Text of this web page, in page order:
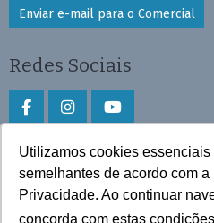
Utilizamos cookies
semelhantes de acordo com
Privacidade. Ao continuar
concorda com estas
Enviar e-mail para o Comercial
Redes Sociais
Faça download do aplicativo
Play Store e App Store